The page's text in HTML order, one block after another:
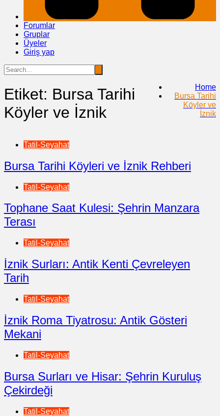
Forumlar
Gruplar
Üyeler
Giriş yap
Etiket: Bursa Tarihi
Köyler ve İznik
Home
Bursa Tarihi
Köyler ve
İznik
Tatil-Seyahat
Bursa Tarihi Köyleri ve İznik Rehberi
Tatil-Seyahat
Tophane Saat Kulesi: Şehrin Manzara
Terası
Tatil-Seyahat
İznik Surları: Antik Kenti Çevreleyen
Tarih
Tatil-Seyahat
İznik Roma Tiyatrosu: Antik Gösteri
Mekani
Tatil-Seyahat
Bursa Surları ve Hisar: Şehrin Kuruluş
Çekirdeği
Tatil-Seyahat